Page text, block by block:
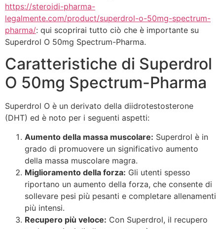
https://steroidi-pharma-
legalmente.com/product/superdrol-o-50mg-spectrum-
pharma/: qui scoprirai tutto ciò che è importante su
Superdrol O 50mg Spectrum-Pharma.
Caratteristiche di Superdrol
O 50mg Spectrum-Pharma
Superdrol O è un derivato della diidrotestosterone
(DHT) ed è noto per i seguenti aspetti:
Aumento della massa muscolare: Superdrol è in
grado di promuovere un significativo aumento
della massa muscolare magra.
Miglioramento della forza: Gli utenti spesso
riportano un aumento della forza, che consente di
sollevare pesi più pesanti e completare allenamenti
più intensi.
Recupero più veloce: Con Superdrol, il recupero